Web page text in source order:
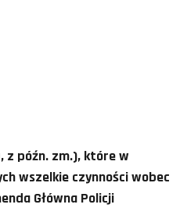
z późn. zm.), które w
wszelkie czynności wobec
Główna Policji